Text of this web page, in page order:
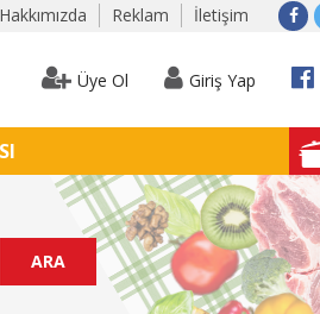
Hakkımızda Reklam İletişim
Üye Ol Giriş Yap
ARA